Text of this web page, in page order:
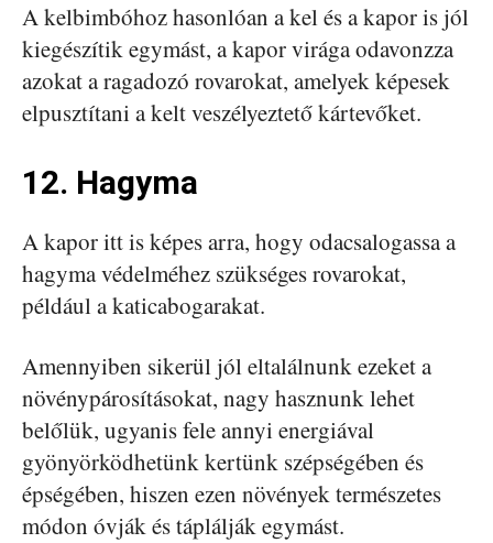
A kelbimbóhoz hasonlóan a kel és a kapor is jól
kiegészítik egymást, a kapor virága odavonzza
azokat a ragadozó rovarokat, amelyek képesek
elpusztítani a kelt veszélyeztető kártevőket.
12. Hagyma
A kapor itt is képes arra, hogy odacsalogassa a
hagyma védelméhez szükséges rovarokat,
például a katicabogarakat.
Amennyiben sikerül jól eltalálnunk ezeket a
növénypárosításokat, nagy hasznunk lehet
belőlük, ugyanis fele annyi energiával
gyönyörködhetünk kertünk szépségében és
épségében, hiszen ezen növények természetes
módon óvják és táplálják egymást.